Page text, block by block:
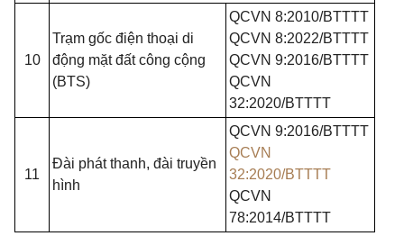
10
Trạm gốc điện thoại di
động mặt đất công cộng
(BTS)
QCVN 8:2010/BTTTT
QCVN 8:2022/BTTTT
QCVN 9:2016/BTTTT
QCVN
32:2020/BTTTT
11
Đài phát thanh, đài truyền
hình
QCVN 9:2016/BTTTT
QCVN
32:2020/BTTTT
QCVN
78:2014/BTTTT